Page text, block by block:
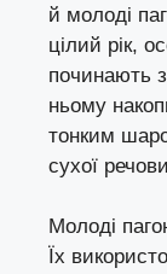
й молоді
цілий рік,
починають
ньому
тонким
сухої
Молоді
Їх